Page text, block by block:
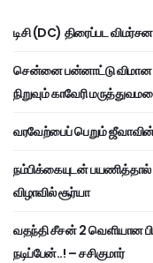
டிசி (DC) திரைப்பட
சென்னை பன்னாட்டு விமான
நிறுவும் காவேரி
வரவேற்பைப் பெறும்
நம்பிக்கையுடன்
விழாவில் சூர்யா
வதந்தி சீசன் 2 வெளியான
நடிப்பேன்..! – சசிகுமார்